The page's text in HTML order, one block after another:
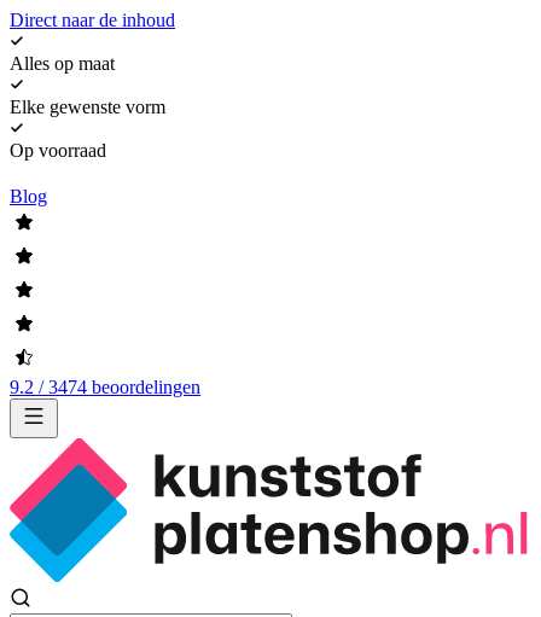
Direct naar de inhoud
Alles op maat
Elke gewenste vorm
Op voorraad
Blog
9.2 / 3474 beoordelingen